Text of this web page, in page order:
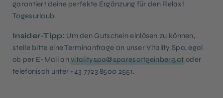
garantiert deine perfekte Ergänzung für den Relax!
Tagesurlaub.
Insider-Tipp: Um den Gutschein einlösen zu können,
stelle bitte eine Terminanfrage an unser Vitality Spa, egal
ob per E-Mail anvitalityspa@sparesortgeinberg.at oder
telefonisch unter +43 7723 8500 2551.